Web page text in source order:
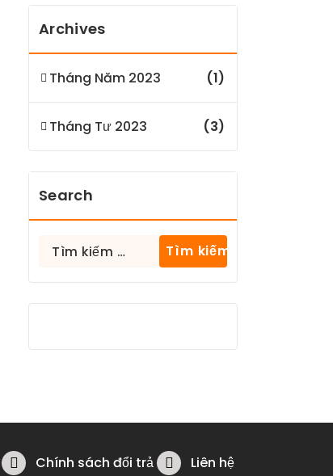
Archives
Tháng Năm 2023 (1)
Tháng Tư 2023 (3)
Search
Tìm
Chính sách đổi trả Liên hệ